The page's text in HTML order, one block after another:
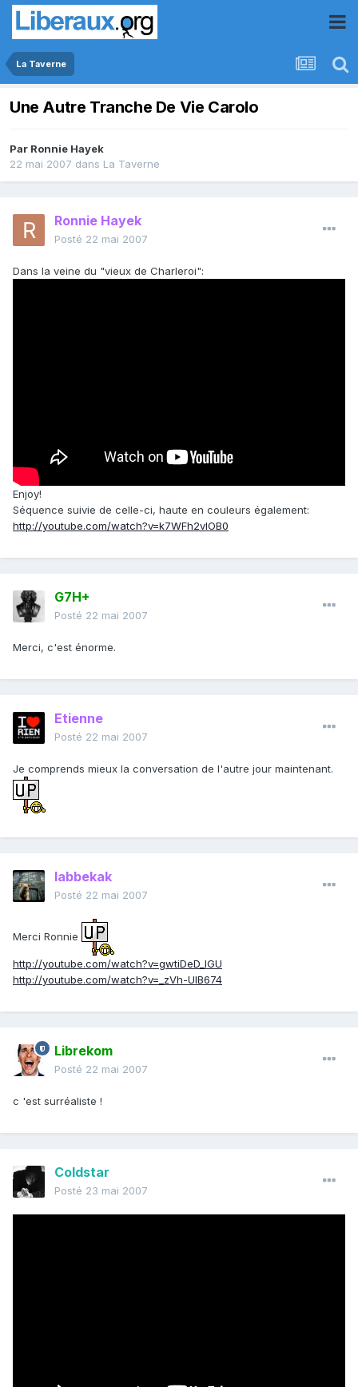
La Taverne
Une Autre Tranche De Vie Carolo
Par Ronnie Hayek
22 mai 2007 dans La Taverne
Ronnie Hayek
Posté 22 mai 2007
Dans la veine du "vieux de Charleroi":
Enjoy!
Séquence suivie de celle-ci, haute en couleurs également:
http://youtube.com/watch?v=k7WFh2vIOB0
G7H+
Posté 22 mai 2007
Merci, c'est énorme.
Etienne
Posté 22 mai 2007
Je comprends mieux la conversation de l'autre jour maintenant.
labbekak
Posté 22 mai 2007
Merci Ronnie
http://youtube.com/watch?v=gwtiDeD_lGU
http://youtube.com/watch?v=_zVh-UIB674
Librekom
Posté 22 mai 2007
c 'est surréaliste !
Coldstar
Posté 23 mai 2007